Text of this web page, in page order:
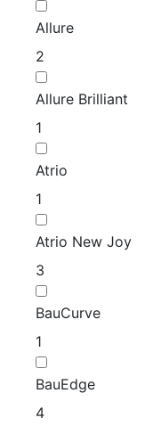
Allure
2
Allure Brilliant
1
Atrio
1
Atrio New Joy
3
BauCurve
1
BauEdge
4